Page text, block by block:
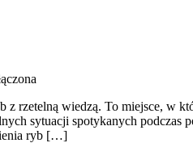
rzetelną wiedzą. To miejsce, w
sytuacji spotykanych
ryb […]